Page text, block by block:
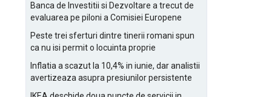
Banca de Investitii si Dezvoltare a trecut de
evaluarea pe piloni a Comisiei Europene
Peste trei sferturi dintre tinerii romani spun
ca nu isi permit o locuinta proprie
Inflatia a scazut la 10,4% in iunie, dar analistii
avertizeaza asupra presiunilor persistente